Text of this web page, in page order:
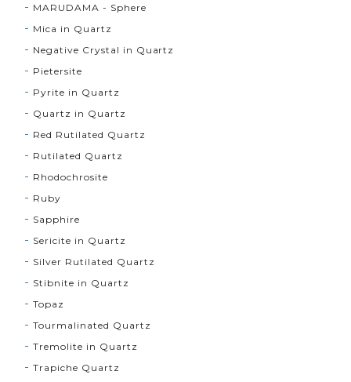
MARUDAMA - Sphere
Mica in Quartz
Negative Crystal in Quartz
Pietersite
Pyrite in Quartz
Quartz in Quartz
Red Rutilated Quartz
Rutilated Quartz
Rhodochrosite
Ruby
Sapphire
Sericite in Quartz
Silver Rutilated Quartz
Stibnite in Quartz
Topaz
Tourmalinated Quartz
Tremolite in Quartz
Trapiche Quartz